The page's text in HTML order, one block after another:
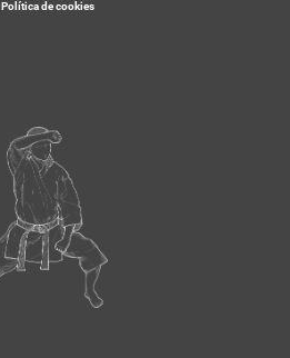
Política de cookies